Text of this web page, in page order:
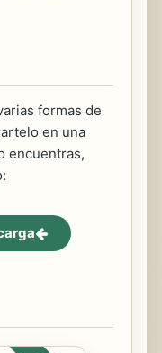
formas de
en una
encuentras,